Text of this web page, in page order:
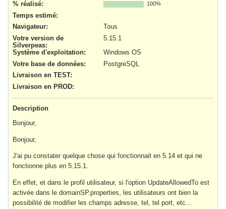
% réalisé:
100%
Temps estimé:
Navigateur:
Tous
Votre version de
Silverpeas:
5.15.1
Système d'exploitation:
Windows OS
Votre base de données:
PostgreSQL
Livraison en TEST:
Livraison en PROD:
Description
Bonjour,
Bonjour,
J'ai pu constater quelque chose qui fonctionnait en 5.14 et qui ne
fonctionne plus en 5.15.1.
En effet, et dans le profil utilisateur, si l'option UpdateAllowedTo est
activée dans le domainSP.properties, les utilisateurs ont bien la
possibilité de modifier les champs adresse, tel, tel port, etc...